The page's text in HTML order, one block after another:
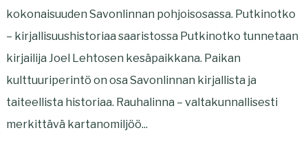
kokonaisuuden Savonlinnan pohjoisosassa. Putkinotko
– kirjallisuushistoriaa saaristossa Putkinotko tunnetaan
kirjailija Joel Lehtosen kesäpaikkana. Paikan
kulttuuriperintö on osa Savonlinnan kirjallista ja
taiteellista historiaa. Rauhalinna – valtakunnallisesti
merkittävä kartanomiljöö...